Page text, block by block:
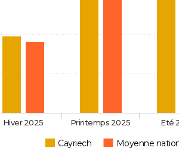
Cayriech Moyenne
Hiver 2025 Printemps 2025 Eté